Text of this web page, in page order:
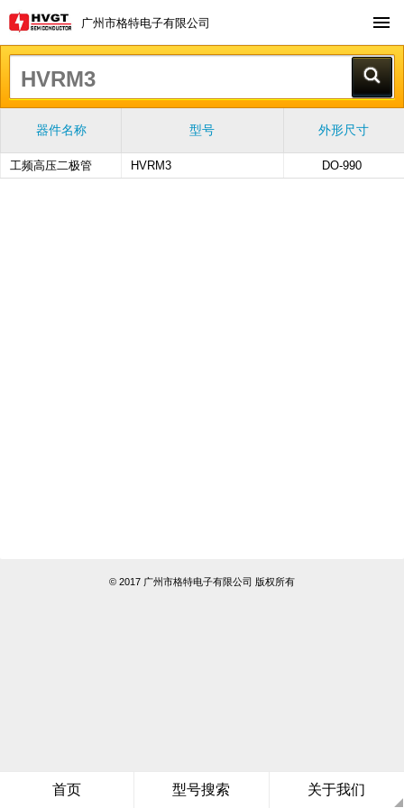
广州市格特电子有限公司
首页 型号搜索 关于我们
器件名称 型号 外形尺寸
工频高压二极管 HVRM3 DO-990
© 2017 广州市格特电子有限公司 版权所有